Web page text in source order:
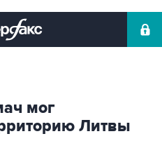
мог
Литвы